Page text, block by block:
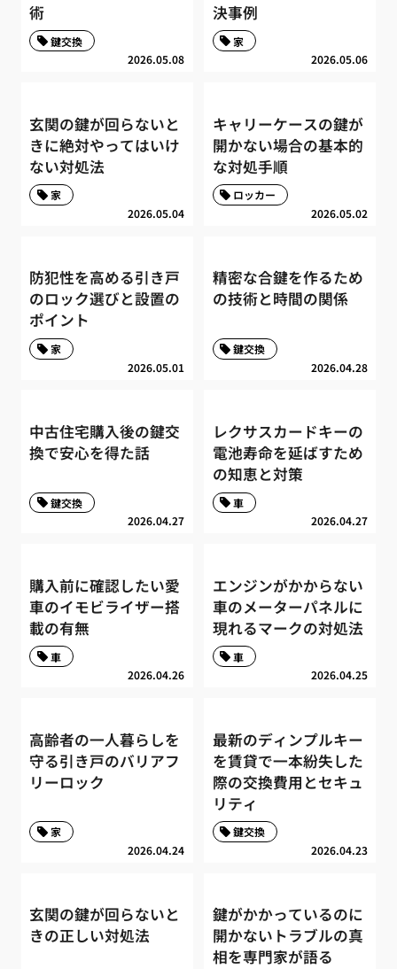
術
2026.05.08
鍵交換
決事例
2026.05.06
家
玄関の鍵が回らないと
きに絶対やってはいけ
ない対処法
2026.05.04
家
キャリーケースの鍵が
開かない場合の基本的
な対処手順
2026.05.02
ロッカー
防犯性を高める引き戸
のロック選びと設置の
ポイント
2026.05.01
家
精密な合鍵を作るため
の技術と時間の関係
2026.04.28
鍵交換
中古住宅購入後の鍵交
換で安心を得た話
2026.04.27
鍵交換
レクサスカードキーの
電池寿命を延ばすため
の知恵と対策
2026.04.27
車
購入前に確認したい愛
車のイモビライザー搭
載の有無
2026.04.26
車
エンジンがかからない
車のメーターパネルに
現れるマークの対処法
2026.04.25
車
高齢者の一人暮らしを
守る引き戸のバリアフ
リーロック
2026.04.24
家
最新のディンプルキー
を賃貸で一本紛失した
際の交換費用とセキュ
リティ
2026.04.23
鍵交換
玄関の鍵が回らないと
きの正しい対処法
鍵がかかっているのに
開かないトラブルの真
相を専門家が語る